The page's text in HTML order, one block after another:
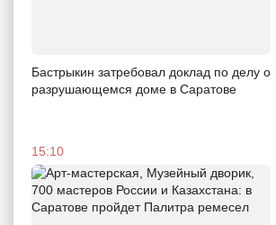
Бастрыкин затребовал доклад по делу о
разрушающемся доме в Саратове
15:10